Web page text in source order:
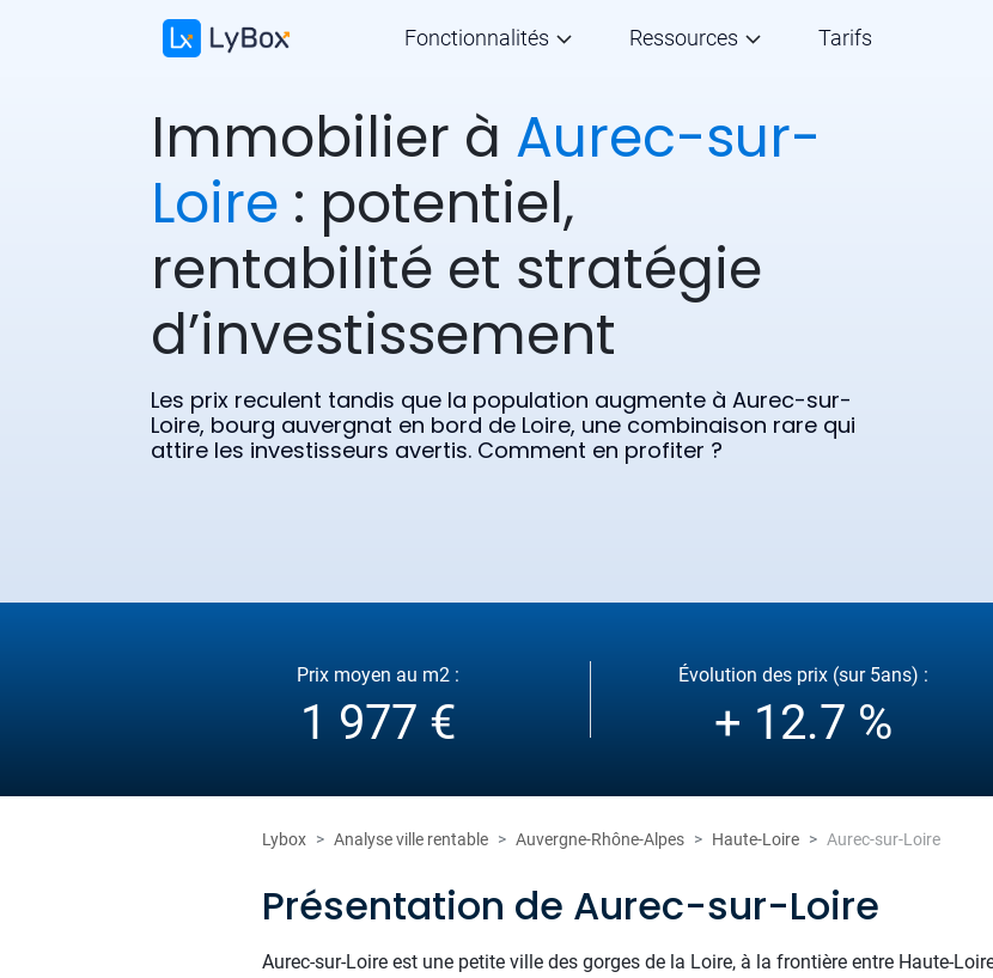
Fonctionnalités Ressources Tarifs
Immobilier à Aurec-sur-
Loire : potentiel,
rentabilité et stratégie
d’investissement
Les prix reculent tandis que la population augmente à Aurec-sur-
Loire, bourg auvergnat en bord de Loire, une combinaison rare qui
attire les investisseurs avertis. Comment en profiter ?
Prix moyen au m2 :
1 977 €
Évolution des prix (sur 5ans) :
+ 12.7 %
Lybox Analyse ville rentable Auvergne-Rhône-Alpes Haute-Loire Aurec-sur-Loire
Présentation de Aurec-sur-Loire
Aurec-sur-Loire est une petite ville des gorges de la Loire, à la frontière entre Haute-